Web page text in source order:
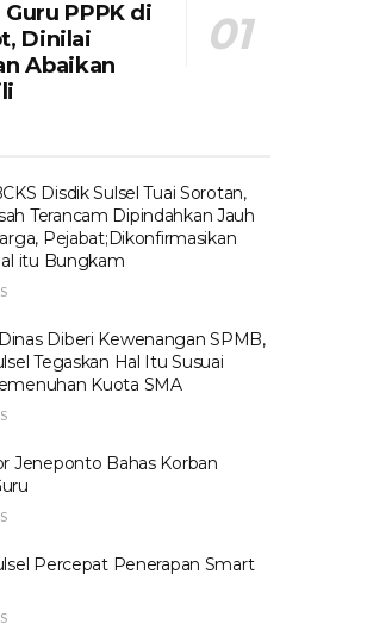
PPPK di
Dinilai
Abaikan
Disdik Sulsel Tuai Sorotan,
Terancam Dipindahkan Jauh
Pejabat;Dikonfirmasikan
itu Bungkam
Diberi Kewenangan SPMB,
Tegaskan Hal Itu Susuai
Kuota SMA
Jeneponto Bahas Korban
Percepat Penerapan Smart